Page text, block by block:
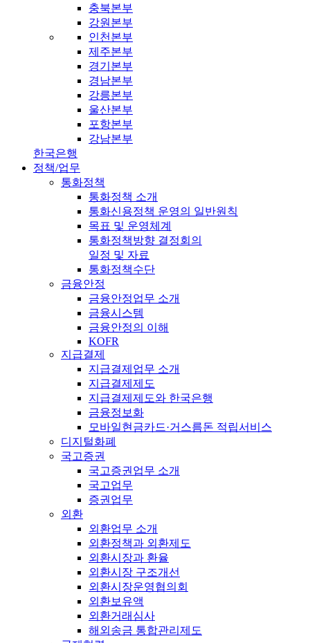
충북본부
강원본부
인천본부
제주본부
경기본부
경남본부
강릉본부
울산본부
포항본부
강남본부
한국은행
정책/업무
통화정책
통화정책 소개
통화신용정책 운영의 일반원칙
목표 및 운영체계
통화정책방향 결정회의
일정 및 자료
통화정책수단
금융안정
금융안정업무 소개
금융시스템
금융안정의 이해
KOFR
지급결제
지급결제업무 소개
지급결제제도
지급결제제도와 한국은행
금융정보화
모바일현금카드·거스름돈 적립서비스
디지털화폐
국고증권
국고증권업무 소개
국고업무
증권업무
외환
외환업무 소개
외환정책과 외환제도
외환시장과 환율
외환시장 구조개선
외환시장운영협의회
외환보유액
외환거래심사
해외송금 통합관리제도